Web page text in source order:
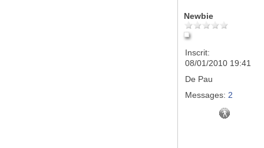
Newbie
Inscrit:
08/01/2010 19:41
De Pau
Messages: 2